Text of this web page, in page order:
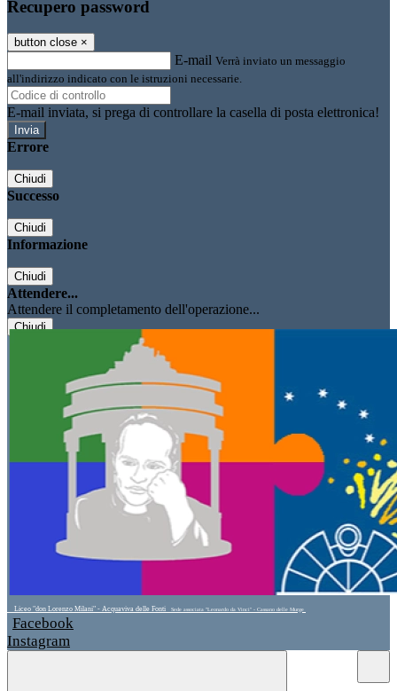
Recupero password
button close ×
E-mail Verrà inviato un messaggio
all'indirizzo indicato con le istruzioni necessarie.
E-mail inviata, si prega di controllare la casella di posta elettronica!
Errore
Chiudi
Successo
Chiudi
Informazione
Chiudi
Attendere...
Attendere il completamento dell'operazione...
Chiudi
Liceo "don Lorenzo Milani" - Acquaviva delle Fonti Sede associata "Leonardo da Vinci" - Cassano delle Murge
Facebook
Instagram